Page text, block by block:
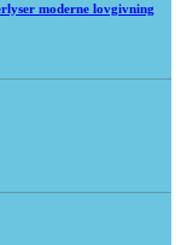
moderne lovgivning